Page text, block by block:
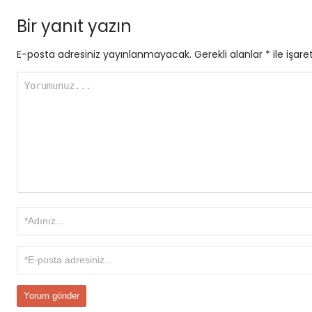
Bir yanıt yazın
E-posta adresiniz yayınlanmayacak. Gerekli alanlar * ile